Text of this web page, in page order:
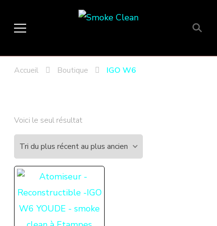
Smoke Clean
Accueil Boutique IGO W6
Voici le seul résultat